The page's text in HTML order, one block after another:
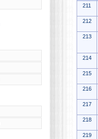
211
212
213
214
215
216
217
218
219